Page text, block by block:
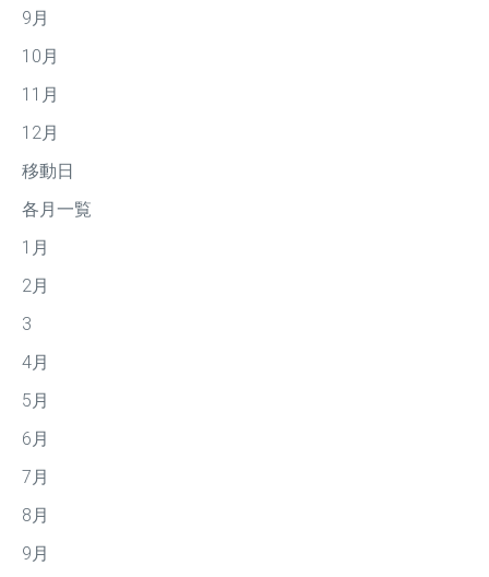
9月
10月
11月
12月
移動日
各月一覧
1月
2月
3
4月
5月
6月
7月
8月
9月